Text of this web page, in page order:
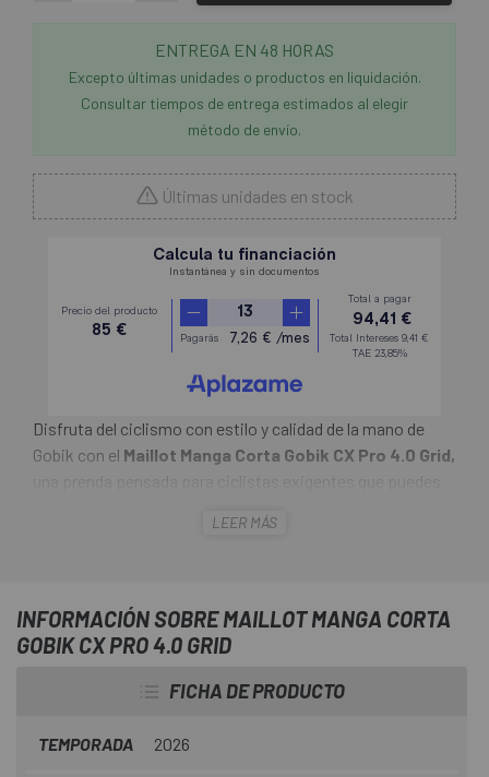
ENTREGA EN 48 HORAS
Excepto últimas unidades o productos en liquidación.
Consultar tiempos de entrega estimados al elegir
método de envío.
Últimas unidades en stock
Disfruta del ciclismo con estilo y calidad de la mano de
Gobik con el Maillot Manga Corta Gobik CX Pro 4.0 Grid,
ajuste y rendimiento en una sola prenda. Su diseño
bicicleta, tanto en esfuerzos intensos como en largas
distancias.
LEER MÁS
INFORMACIÓN SOBRE MAILLOT MANGA CORTA
GOBIK CX PRO 4.0 GRID
FICHA DE PRODUCTO
TEMPORADA 2026